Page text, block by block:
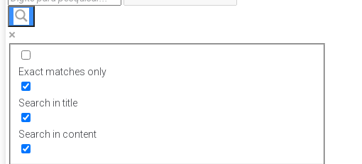
Exact matches only
Search in title
Search in content